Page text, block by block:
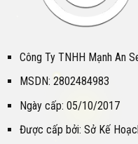
Công Ty TNHH Mạnh An
MSDN: 2802484983
Ngày cấp: 05/10/2017
Được cấp bởi: Sở Kế